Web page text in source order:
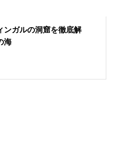
ンガルの洞窟を徹底解
海